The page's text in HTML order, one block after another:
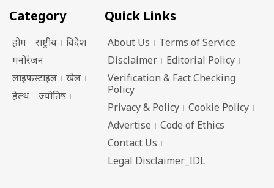
Category
होम राष्ट्रीय
विदेश
मनोरंजन
लाइफस्टाइल
खेल
हेल्थ
ज्योतिष
Quick Links
About Us
Terms of Service
Disclaimer
Editorial Policy
Verification & Fact Checking
Policy
Privacy & Policy
Cookie Policy
Advertise
Code of Ethics
Contact Us
Legal Disclaimer_IDL